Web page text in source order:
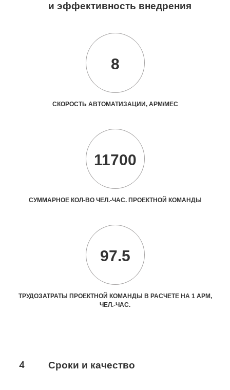
и эффективность внедрения
8
СКОРОСТЬ АВТОМАТИЗАЦИИ, АРМ/МЕС
11700
СУММАРНОЕ КОЛ-ВО ЧЕЛ.-ЧАС. ПРОЕКТНОЙ КОМАНДЫ
97.5
ТРУДОЗАТРАТЫ ПРОЕКТНОЙ КОМАНДЫ В РАСЧЕТЕ НА 1 АРМ,
ЧЕЛ.-ЧАС.
4 Сроки и качество